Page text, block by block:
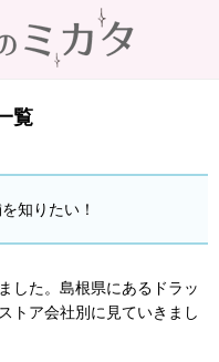
覧
知りたい！
した。島根県にあるドラッ
トア会社別に見ていきまし